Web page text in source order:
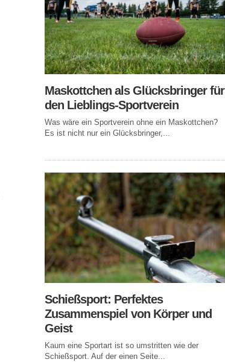
Maskottchen als Glücksbringer für
den Lieblings-Sportverein
Was wäre ein Sportverein ohne ein Maskottchen?
Es ist nicht nur ein Glücksbringer,...
Schießsport: Perfektes
Zusammenspiel von Körper und
Geist
Kaum eine Sportart ist so umstritten wie der
Schießsport. Auf der einen Seite...